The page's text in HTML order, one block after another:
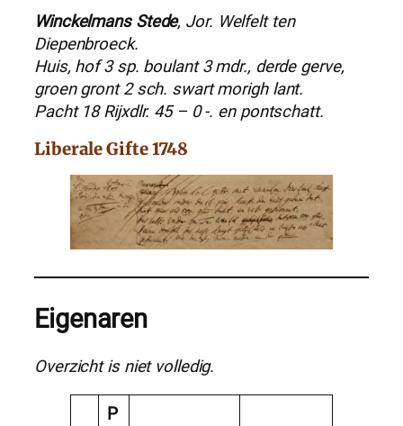
Winckelmans Stede, Jor. Welfelt ten
Diepenbroeck.
Huis, hof 3 sp. boulant 3 mdr., derde gerve,
groen gront 2 sch. swart morigh lant.
Pacht 18 Rijxdlr. 45 – 0 -. en pontschatt.
Liberale Gifte 1748
Eigenaren
Overzicht is niet volledig.
P